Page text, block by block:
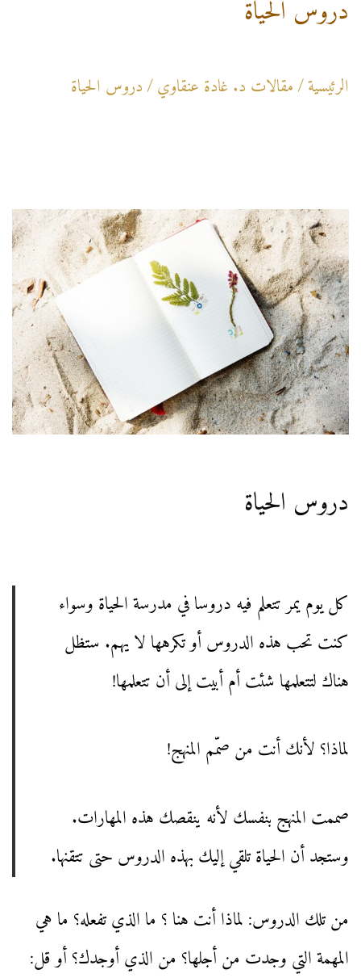
i
t
i
o
n
t
t
دروس الحياة
الرئيسية/مقالات د. غادة عنقاوي/دروس الحياة
دروس الحياة
كل يوم يمر تتعلم فيه دروسا في مدرسة الحياة وسواء
كنت تحب هذه الدروس أو تكرهها لا يهم. ستظل
هناك لتتعلمها شئت أم أبيت إلى أن تتعلمها!
لماذا؟ لأنك أنت من صمّم المنهج!
صممت المنهج بنفسك لأنه ينقصك هذه المهارات.
وستجد أن الحياة تلقي إليك بهذه الدروس حتى تتقنها.
من تلك الدروس: لماذا أنت هنا ؟ ما الذي تفعله؟ ما هي
المهمة التي وجدت من أجلها؟ من الذي أوجدك؟ أو قل: